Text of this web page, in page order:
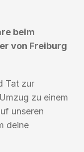
beim
von Freiburg
Tat zur
zu einem
unseren
deine